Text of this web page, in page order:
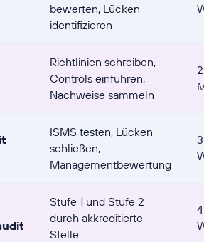
bewerten, Lücken
identifizieren
Richtlinien schreiben,
Controls einführen,
Nachweise sammeln
ISMS testen, Lücken
schließen,
Managementbewertung
Stufe 1 und Stufe 2
durch akkreditierte
Stelle